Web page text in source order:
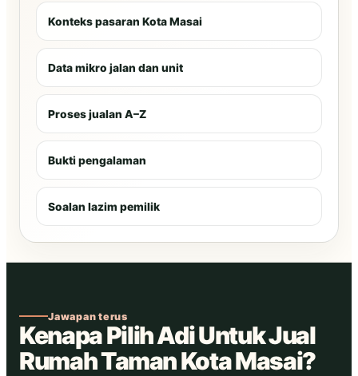
Konteks pasaran Kota Masai
Data mikro jalan dan unit
Proses jualan A–Z
Bukti pengalaman
Soalan lazim pemilik
Jawapan terus
Kenapa Pilih Adi Untuk Jual
Rumah Taman Kota Masai?